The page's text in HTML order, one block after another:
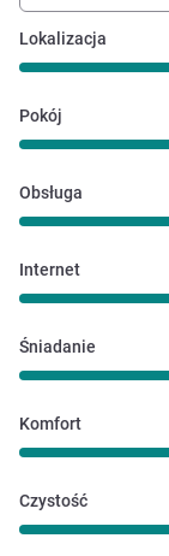
Lokalizacja
Pokój
Obsługa
Internet
Śniadanie
Komfort
Czystość